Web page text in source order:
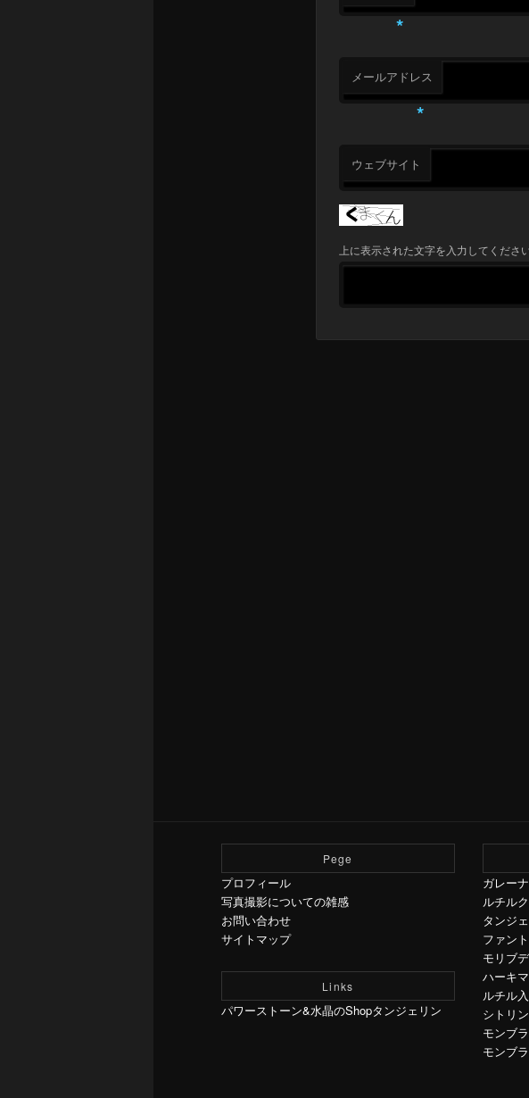
*
メールアドレス
*
ウェブサイト
上に表示された文字を入力してください
Pege
プロフィール
写真撮影についての雑感
お問い合わせ
サイトマップ
Links
パワーストーン&水晶のShopタンジェリン
ガレー
ルチル
タンジ
ファン
モリブ
ハーキ
ルチル
シトリ
モンブ
モンブ